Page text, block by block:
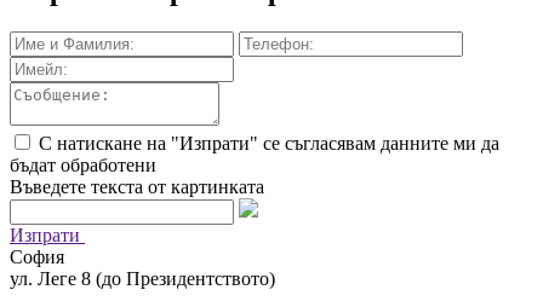
С натискане на "Изпрати" се съгласявам данните ми да
бъдат обработени
Въведете текста от картинката
Изпрати
София
ул. Леге 8 (до Президентството)